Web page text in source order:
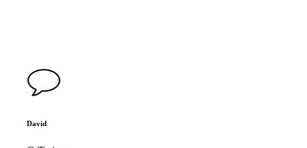
David